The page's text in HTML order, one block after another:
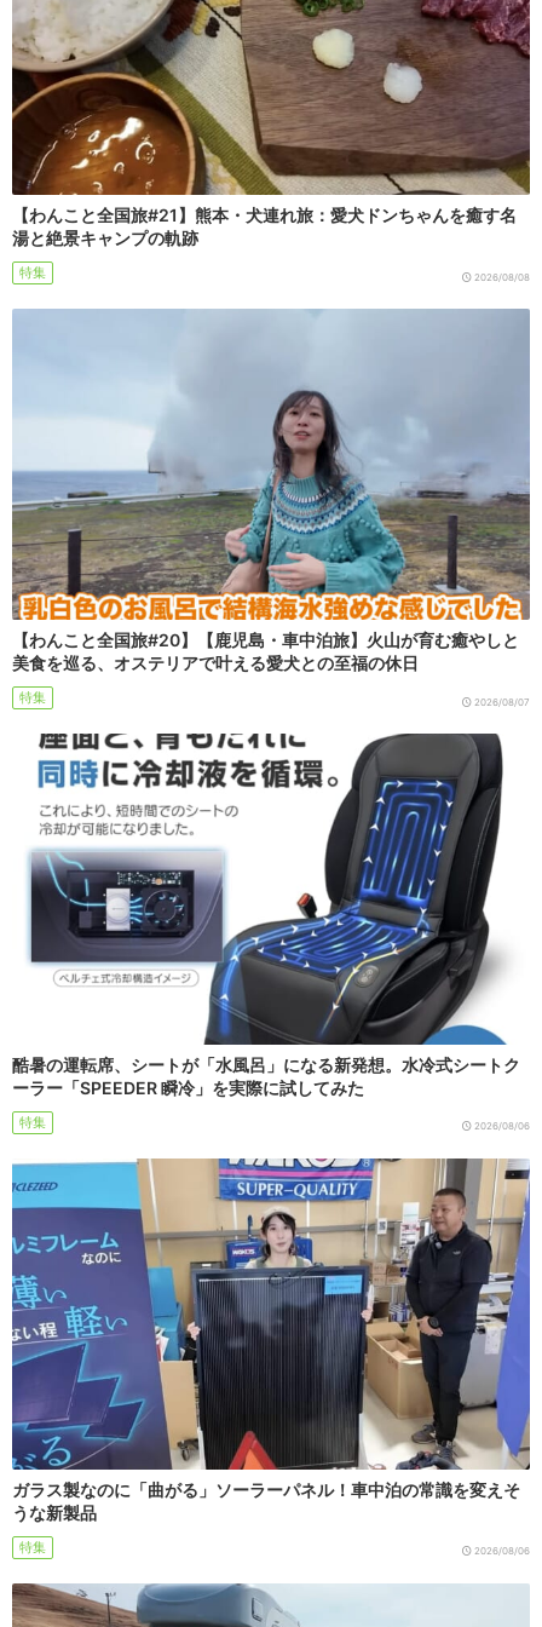
【わんこと全国旅#21】熊本・犬連れ旅：愛犬ドンちゃんを癒す名
湯と絶景キャンプの軌跡
特集 2026/08/08
【わんこと全国旅#20】【鹿児島・車中泊旅】火山が育む癒やしと
美食を巡る、オステリアで叶える愛犬との至福の休日
特集 2026/08/07
酷暑の運転席、シートが「水風呂」になる新発想。水冷式シートク
ーラー「SPEEDER 瞬冷」を実際に試してみた
特集 2026/08/06
ガラス製なのに「曲がる」ソーラーパネル！車中泊の常識を変えそ
うな新製品
特集 2026/08/06